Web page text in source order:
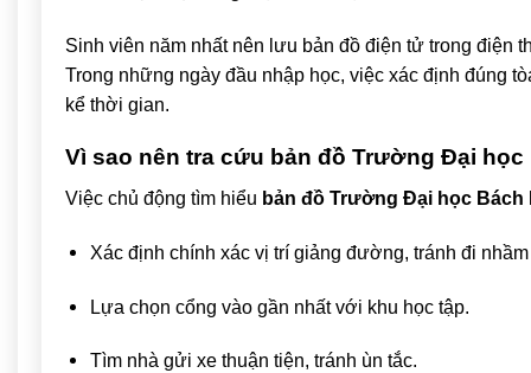
Sinh viên năm nhất nên lưu bản đồ điện tử trong điện
Trong những ngày đầu nhập học, việc xác định đúng
kể thời gian.
Vì sao nên tra cứu bản đồ Trường Đại
Việc chủ động tìm hiểu bản đồ Trường Đại học Bách
Xác định chính xác vị trí giảng đường, tránh đi
Lựa chọn cổng vào gần nhất với khu học tập.
Tìm nhà gửi xe thuận tiện, tránh ùn tắc.